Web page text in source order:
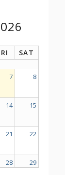
SAT
7 8
14 15
21 22
28 29